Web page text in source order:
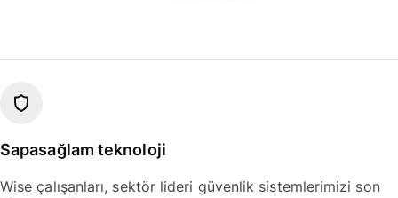
Sapasağlam teknoloji
Wise çalışanları, sektör lideri güvenlik sistemlerimizi son